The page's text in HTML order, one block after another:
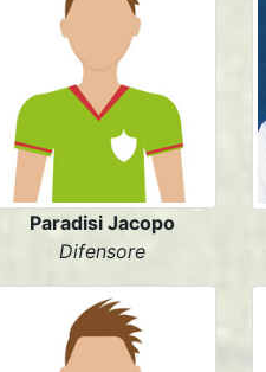
Paradisi Jacopo
Difensore